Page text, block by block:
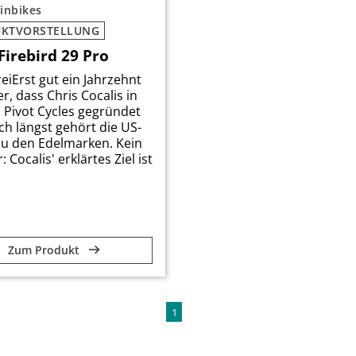
29 Pro
gut ein Jahrzehnt
dass Chris Cocalis in
Cycles gegründet
längst gehört die US-
den Edelmarken. Kein
Cocalis' erklärtes Ziel ist
Zum Produkt
1